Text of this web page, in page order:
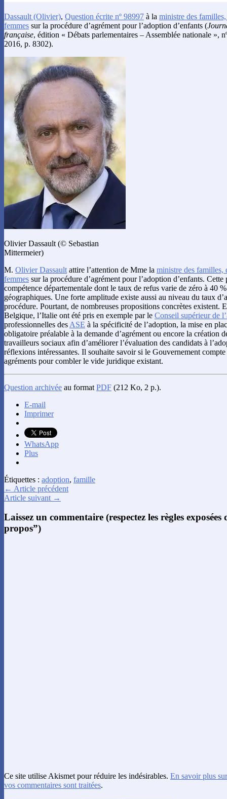
Dassault (Olivier), Question écrite nº 98997 à la ministre des
femmes sur la procédure d’agrément pour l’adoption d’enfants (
française, édition « Débats parlementaires – Assemblée nationale »,
2016, p. 8302).
Olivier Dassault (© Sebastian
Mittermeier)
M. Olivier Dassault attire l’attention de Mme la ministre des familles,
femmes sur la procédure d’agrément pour l’adoption d’enfants.
compétence départementale dont le taux de refus varie de zéro à 40
géographiques. Une forte amplitude existe aussi au niveau du taux
procédure. Pourtant, de nombreuses propositions concrètes existent.
Belgique, l’Italie ont été pris en exemple par le Conseil supérieur de
professionnelles des ASE à la spécificité de l’adoption, la mise en
obligatoire préalable à la demande d’agrément ou encore la création
travailleurs sociaux afin d’améliorer l’évaluation des candidats à
réflexions intéressantes. Il souhaite savoir si le Gouvernement
agréments pour combler le vide juridique existant.
Question archivée au format PDF (212 Ko, 2 p.).
E-mail
Imprimer
WhatsApp
Plus
Étiquettes : adoption, famille
← Article précédent
Article suivant →
Laissez un commentaire (respectez les règles
propos”)
Ce site utilise Akismet pour réduire les indésirables. En savoir plus
vos commentaires sont traitées.